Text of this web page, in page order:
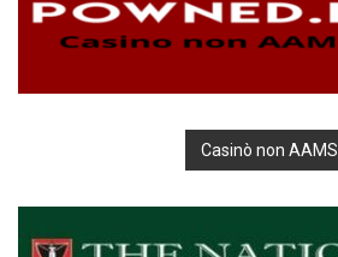
Casinò non AAMS